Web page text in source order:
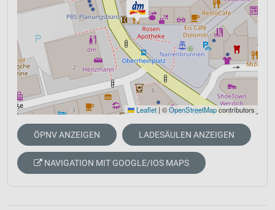
Leaflet | ©OpenStreetMapcontributors
ÖPNV ANZEIGEN LADESÄULEN ANZEIGEN
NAVIGATION MIT GOOGLE/IOS MAPS